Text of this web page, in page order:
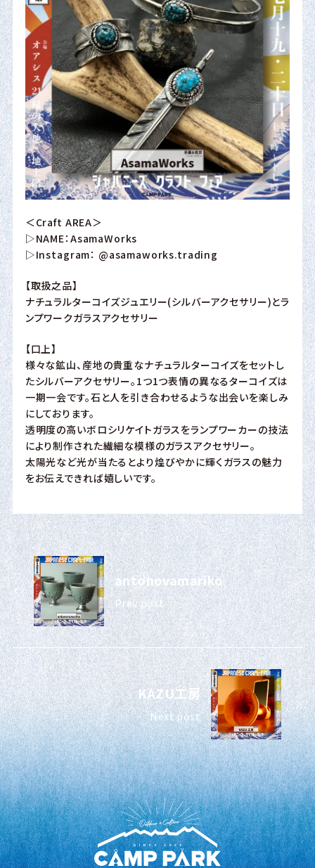
＜Craft AREA＞
▷NAME：AsamaWorks
▷Instagram： @asamaworks.trading
【取扱之品】
ナチュラルターコイズジュエリー(シルバーアクセサリー)とラ
ンプワークガラスアクセサリー
【口上】
様々な鉱山、産地の貴重なナチュラルターコイズをセットし
たシルバーアクセサリー。1つ1つ表情の異なるターコイズは
一期一会です。石と人を引き合わせるような出会いを楽しみ
にしております。
透明度の高いボロシリケイトガラスをランプワーカーの技法
により制作された繊細な模様のガラスアクセサリー。
太陽光など光が当たるとより煌びやかに輝くガラスの魅力
をお伝えできれば嬉しいです。
antonovamariko
Prev post
KAZU工房
Next post